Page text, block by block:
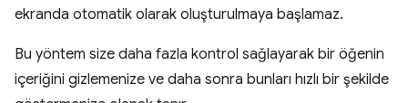
ekranda otomatik olarak oluşturulmaya başlamaz.
Bu yöntem size daha fazla kontrol sağlayarak bir öğenin
içeriğini gizlemenize ve daha sonra bunları hızlı bir şekilde